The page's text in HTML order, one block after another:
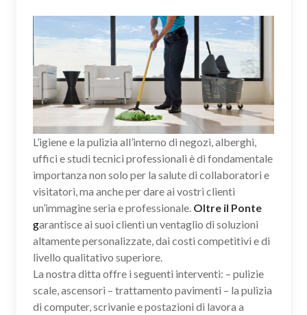
L’igiene e la pulizia all’interno di negozi, alberghi,
uffici e studi tecnici professionali è di fondamentale
importanza non solo per la salute di collaboratori e
visitatori, ma anche per dare ai vostri clienti
un’immagine seria e professionale. Oltre il Ponte
garantisce ai suoi clienti un ventaglio di soluzioni
altamente personalizzate, dai costi competitivi e di
livello qualitativo superiore.
La nostra ditta offre i seguenti interventi: – pulizie
scale, ascensori – trattamento pavimenti – la pulizia
di computer, scrivanie e postazioni di lavora a